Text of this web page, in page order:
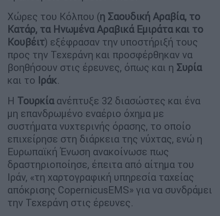
Χώρες του Κόλπου (η Σαουδική Αραβία, το
Κατάρ, τα Ηνωμένα Αραβικά Εμιράτα και το
Κουβέιτ) εξέφρασαν την υποστήριξή τους
προς την Τεχεράνη και προσφέρθηκαν να
βοηθήσουν στις έρευνες, όπως και η Συρία
και το Ιράκ.
Η Τουρκίαανέπτυξε 32 διασώστες και ένα
μη επανδρωμένο εναέριο όχημα με
συστήματα νυχτερινής όρασης, το οποίο
επιχείρησε στη διάρκεια της νύχτας, ενώ η
Ευρωπαϊκή Ένωση ανακοίνωσε πως
δραστηριοποίησε, έπειτα από αίτημα του
Ιράν, «τη χαρτογραφική υπηρεσία ταχείας
απόκρισης CopernicusEMS» για να συνδράμει
την Τεχεράνη στις έρευνες.